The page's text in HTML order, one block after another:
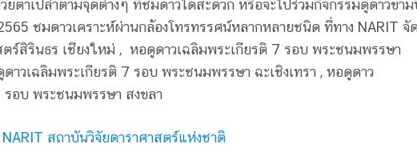
ยตาเปล่าตามจุดต่างๆ ที่ชมดาวได้สะดวก หรือจะไปร่วมกิจกรรมดูดาวข้า
ชมดาวเคราะห์ผ่านกล้องโทรทรรศน์หลากหลายชนิด ที่ทาง NARIT จั
ร์สิรินธร เชียงใหม่ , หอดูดาวเฉลิมพระเกียรติ 7 รอบ พระชนมพรรษา
าวเฉลิมพระเกียรติ 7 รอบ พระชนมพรรษา ฉะเชิงเทรา , หอดูดาว
รอบ พระชนมพรรษา สงขลา
NARIT สถาบันวิจัยดาราศาสตร์แห่งชาติ